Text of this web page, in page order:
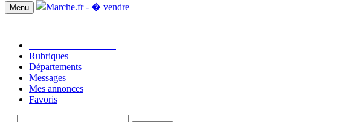
Menu
Rubriques
Départements
Messages
Mes annonces
Favoris